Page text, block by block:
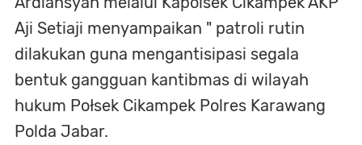
Aji Setiaji menyampaikan " patroli rutin
dilakukan guna mengantisipasi segala
bentuk gangguan kantibmas di wilayah
hukum Połsek Cikampek Polres Karawang
Polda Jabar.